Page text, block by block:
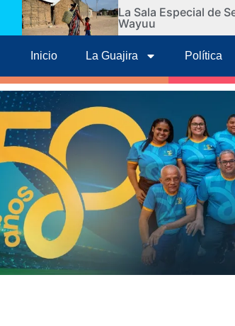
La Sala Especial de
Wayuu
Inicio La Guajira Política